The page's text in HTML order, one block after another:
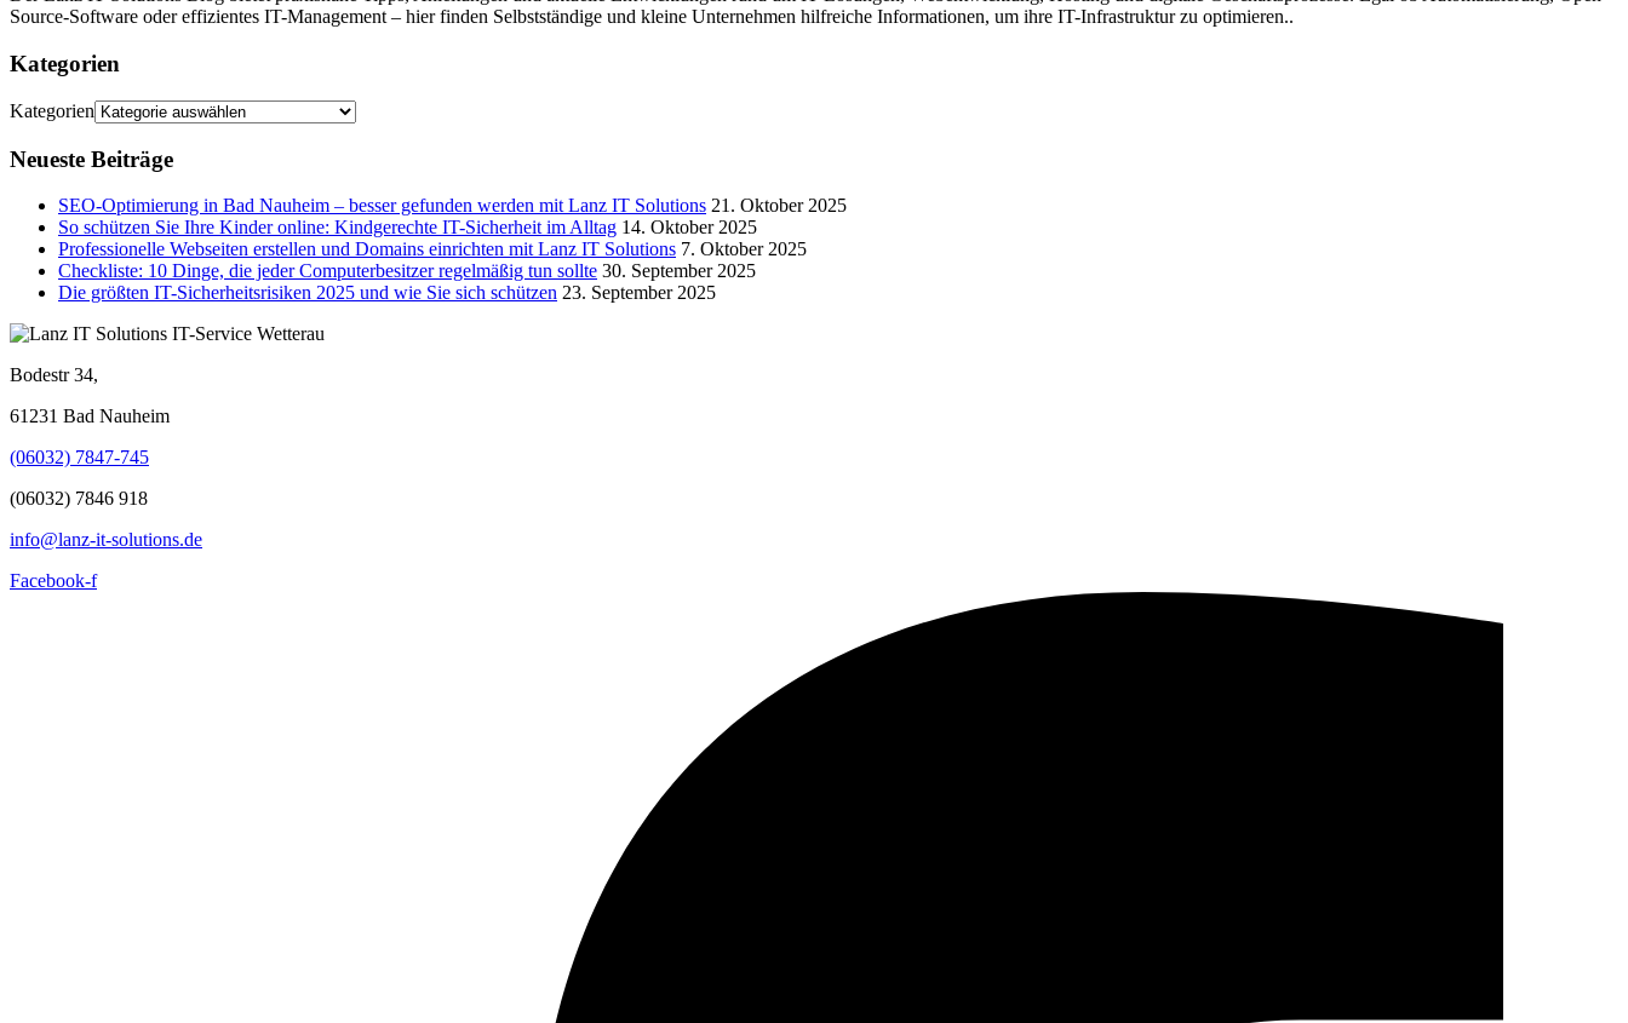
Source-Software oder effizientes IT-Management – hier finden Selbstständige und kleine Unternehmen hilfreiche Informationen, um ihre IT-Infrastruktur zu optimieren..
Kategorien
Kategorien
Neueste Beiträge
SEO-Optimierung in Bad Nauheim – besser gefunden werden mit Lanz IT Solutions 21. Oktober 2025
So schützen Sie Ihre Kinder online: Kindgerechte IT-Sicherheit im Alltag 14. Oktober 2025
Professionelle Webseiten erstellen und Domains einrichten mit Lanz IT Solutions 7. Oktober 2025
Checkliste: 10 Dinge, die jeder Computerbesitzer regelmäßig tun sollte 30. September 2025
Die größten IT-Sicherheitsrisiken 2025 und wie Sie sich schützen 23. September 2025
Bodestr 34,
61231 Bad Nauheim
(06032) 7847-745
(06032) 7846 918
info@lanz-it-solutions.de
Facebook-f